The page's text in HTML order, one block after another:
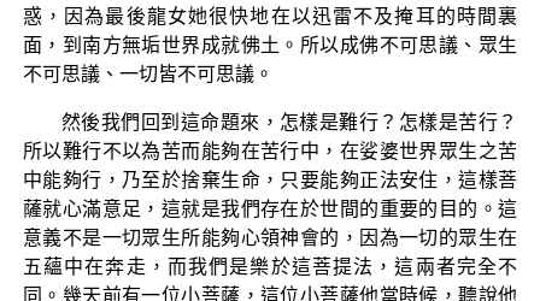
惑，因為最後龍女她很快地在以迅雷不及掩耳的時間裏
面，到南方無垢世界成就佛土。所以成佛不可思議、眾生
不可思議、一切皆不可思議。
然後我們回到這命題來，怎樣是難行？怎樣是苦行？
所以難行不以為苦而能夠在苦行中，在娑婆世界眾生之苦
中能夠行，乃至於捨棄生命，只要能夠正法安住，這樣菩
薩就心滿意足，這就是我們存在於世間的重要的目的。這
意義不是一切眾生所能夠心領神會的，因為一切的眾生在
五蘊中在奔走，而我們是樂於這菩提法，這兩者完全不
同。幾天前有一位小菩薩，這位小菩薩他當時候，聽說他